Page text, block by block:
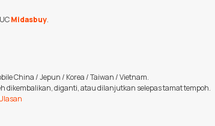
Midasbuy.
China / Jepun / Korea / Taiwan / Vietnam.
dikembalikan, diganti, atau dilanjutkan selepas tamat tempoh.